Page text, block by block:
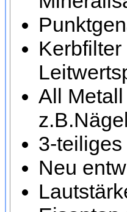
All
3-
Neu